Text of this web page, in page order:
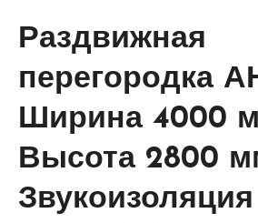
Раздвижная
перегородка
Ширина 4000
Высота 2800